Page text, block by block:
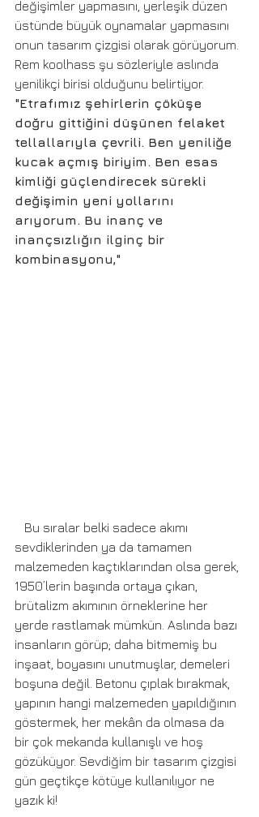
değişimler yapmasını, yerleşik düzen
üstünde büyük oynamalar yapmasını
onun tasarım çizgisi olarak görüyorum.
Rem koolhass şu sözleriyle aslında
yenilikçi birisi olduğunu belirtiyor.
"Etrafımız şehirlerin çöküşe
doğru gittiğini düşünen felaket
tellallarıyla çevrili. Ben yeniliğe
kucak açmış biriyim. Ben esas
kimliği güçlendirecek sürekli
değişimin yeni yollarını
arıyorum. Bu inanç ve
inançsızlığın ilginç bir
kombinasyonu,"
sevdiklerinden ya da tamamen
malzemeden kaçtıklarından olsa gerek,
1950’lerin başında ortaya çıkan,
brütalizm akımının örneklerine her
yerde rastlamak mümkün. Aslında bazı
insanların görüp; daha bitmemiş bu
inşaat, boyasını unutmuşlar, demeleri
boşuna değil. Betonu çıplak bırakmak,
yapının hangi malzemeden yapıldığının
göstermek, her mekân da olmasa da
bir çok mekanda kullanışlı ve hoş
gözüküyor. Sevdiğim bir tasarım çizgisi
gün geçtikçe kötüye kullanılıyor ne
yazık ki!